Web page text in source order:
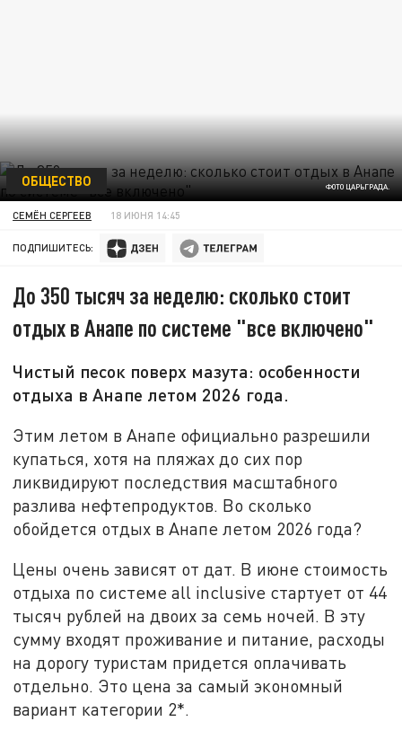
ФОТО ЦАРЬГРАДА.
ОБЩЕСТВО
СЕМЁН СЕРГЕЕВ 18 ИЮНЯ 14:45
ПОДПИШИТЕСЬ:
До 350 тысяч за неделю: сколько стоит
отдых в Анапе по системе "все включено"
Чистый песок поверх мазута: особенности
отдыха в Анапе летом 2026 года.
Этим летом в Анапе официально разрешили
купаться, хотя на пляжах до сих пор
ликвидируют последствия масштабного
разлива нефтепродуктов. Во сколько
обойдется отдых в Анапе летом 2026 года?
Цены очень зависят от дат. В июне стоимость
отдыха по системе all inclusive стартует от 44
тысяч рублей на двоих за семь ночей. В эту
сумму входят проживание и питание, расходы
на дорогу туристам придется оплачивать
отдельно. Это цена за самый экономный
вариант категории 2*.